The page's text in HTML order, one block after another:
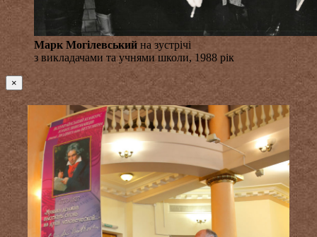
Марк Могілевський на зустрічі
з викладачами та учнями школи, 1988 рік
×